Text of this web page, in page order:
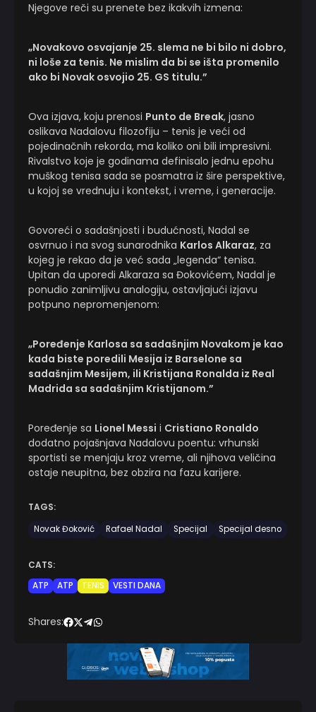
Njegove reči su prenete bez ikakvih izmena:
„Novakovo osvajanje 25. slema ne bi bilo ni dobro,
ni loše za tenis. Ne mislim da bi se išta promenilo
ako bi Novak osvojio 25. GS titulu.”
Ova izjava, koju prenosi Punto de Break, jasno
oslikava Nadalovu filozofiju – tenis je veći od
pojedinačnih rekorda, ma koliko oni bili impresivni.
Rivalstvo koje je godinama definisalo jednu epohu
muškog tenisa sada se posmatra iz šire perspektive,
u kojoj se vrednuju i kontekst, i vreme, i generacije.
Govoreći o sadašnjosti i budućnosti, Nadal se
osvrnuo i na svog sunarodnika Karlos Alkaraz, za
kojeg je rekao da je već sada „legenda“ tenisa.
Upitan da uporedi Alkaraza sa Đokovićem, Nadal je
ponudio zanimljivu analogiju, ostavljajući izjavu
potpuno nepromenjenom:
„Poređenje Karlosa sa sadašnjim Novakom je kao
kada biste poredili Mesija iz Barselone sa
sadašnjim Mesijem, ili Kristijana Ronalda iz Real
Madrida sa sadašnjim Kristijanom.”
Poređenje sa Lionel Messi i Cristiano Ronaldo
dodatno pojašnjava Nadalovu poentu: vrhunski
sportisti se menjaju kroz vreme, ali njihova veličina
ostaje neupitna, bez obzira na fazu karijere.
TAGS:
Novak Đoković
Rafael Nadal Specijal Specijal desno
CATS:
ATP
ATP TENIS VESTI DANA
Shares: